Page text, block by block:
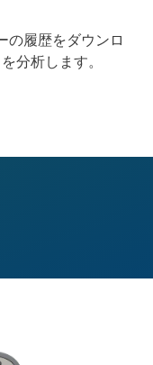
の履歴をダウンロ
分析します。